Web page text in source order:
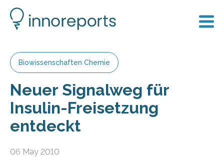
Biowissenschaften Chemie
Neuer Signalweg für
Insulin-Freisetzung
entdeckt
06 May 2010